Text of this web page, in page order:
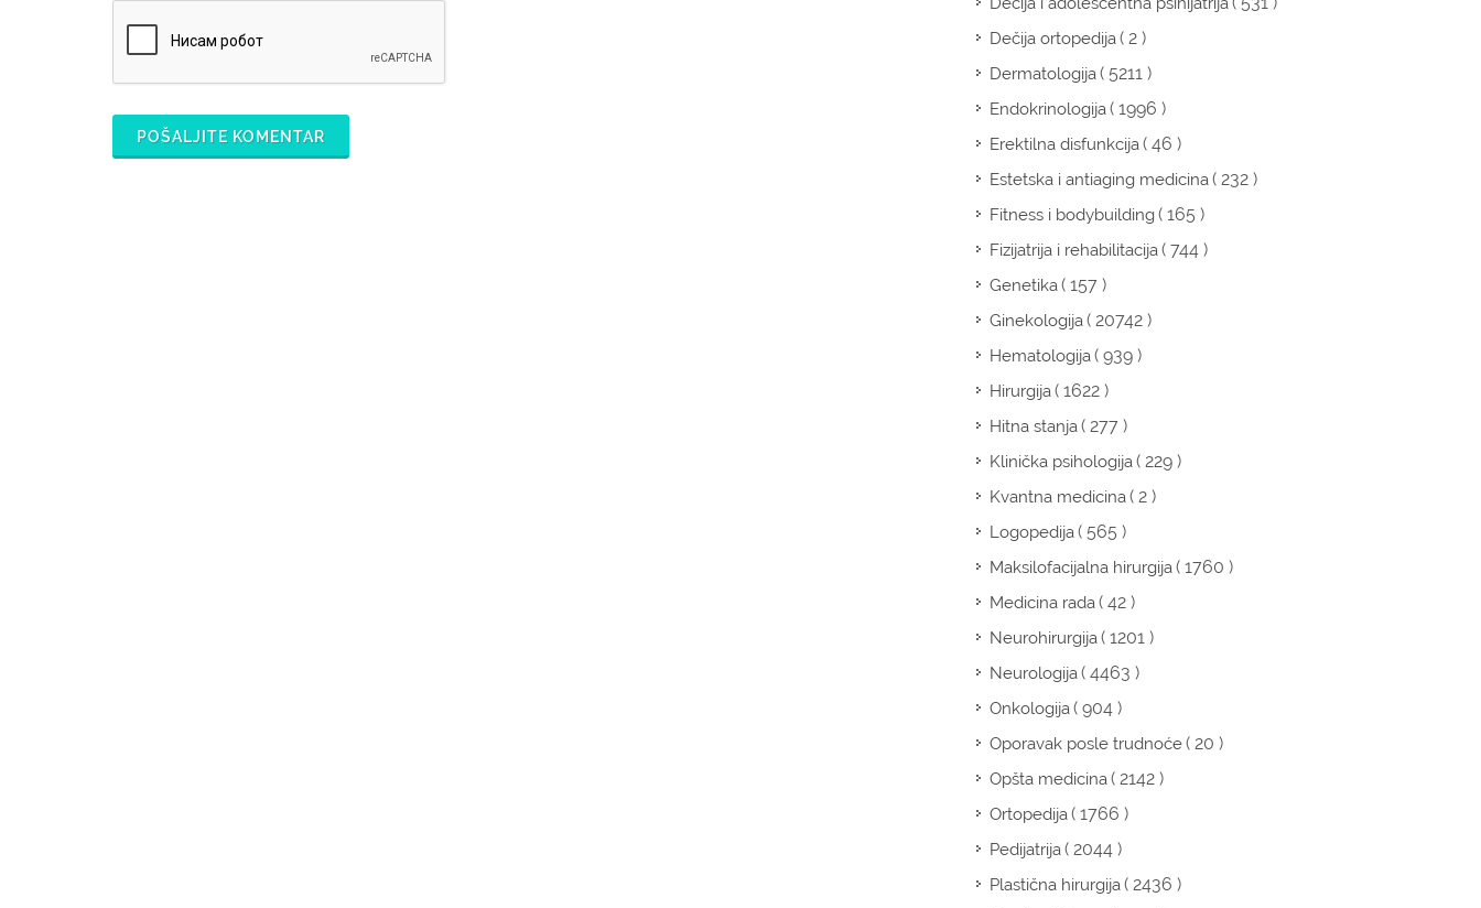
POŠALJITE KOMENTAR
Dečija ortopedija( 2 )
Dermatologija( 5211 )
Endokrinologija( 1996 )
Erektilna disfunkcija( 46 )
Estetska i antiaging medicina( 232 )
Fitness i bodybuilding( 165 )
Fizijatrija i rehabilitacija( 744 )
Genetika( 157 )
Ginekologija( 20742 )
Hematologija( 939 )
Hirurgija( 1622 )
Hitna stanja( 277 )
Klinička psihologija( 229 )
Kvantna medicina( 2 )
Logopedija( 565 )
Maksilofacijalna hirurgija( 1760 )
Medicina rada( 42 )
Neurohirurgija( 1201 )
Neurologija( 4463 )
Onkologija( 904 )
Oporavak posle trudnoće( 20 )
Opšta medicina( 2142 )
Ortopedija( 1766 )
Pedijatrija( 2044 )
Plastična hirurgija( 2436 )